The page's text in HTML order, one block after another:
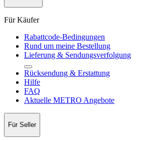
Für Käufer
Rabattcode-Bedingungen
Rund um meine Bestellung
Lieferung & Sendungsverfolgung
Rücksendung & Erstattung
Hilfe
FAQ
Aktuelle METRO Angebote
Für Seller